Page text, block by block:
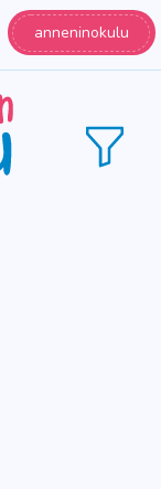
anneninokulu